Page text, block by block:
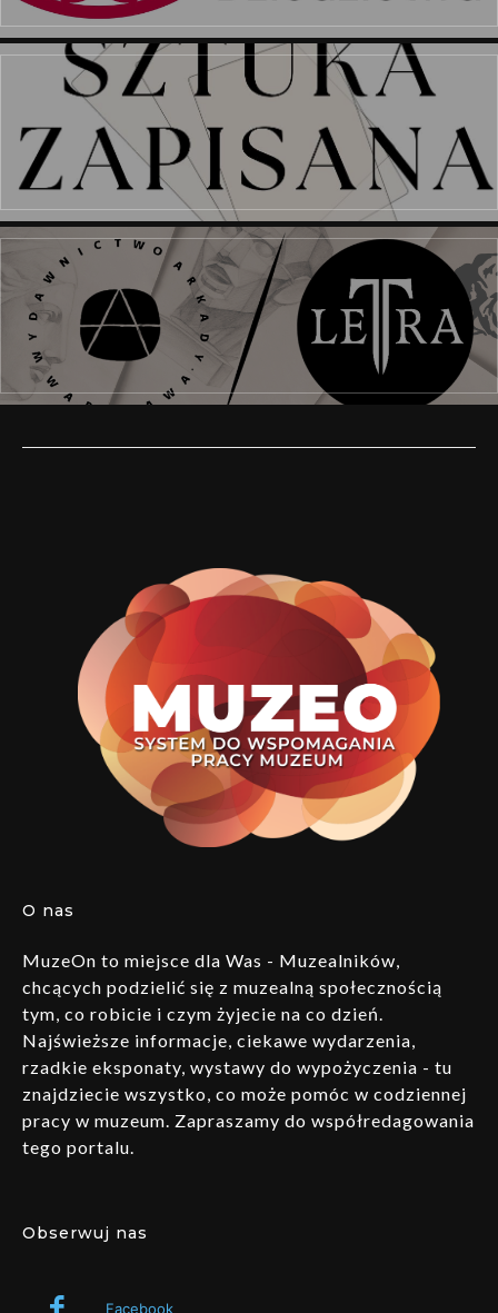
O nas
MuzeOn to miejsce dla Was - Muzealników,
chcących podzielić się z muzealną społecznością
tym, co robicie i czym żyjecie na co dzień.
Najświeższe informacje, ciekawe wydarzenia,
rzadkie eksponaty, wystawy do wypożyczenia - tu
znajdziecie wszystko, co może pomóc w codziennej
pracy w muzeum. Zapraszamy do współredagowania
tego portalu.
Obserwuj nas
Facebook